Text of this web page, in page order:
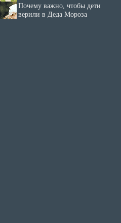
Почему важно, чтобы дети
верили в Деда Мороза